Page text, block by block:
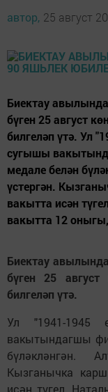
автор, 25 август
Биектау
бүген 25 август
билгеләп үтә. Ул
сугышы
медале белән
үстергән.
вакытта исән
вакытта 12
Биектау
бүген 25
билгеләп үтә.
Ул "1941-1945
вакытындагшы
бүләкләнгән.
Кызганычка
исән түгел.